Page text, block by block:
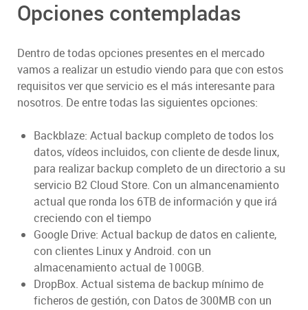
Servicios
Backup
Nube
Opciones contempladas
Dentro de todas opciones presentes en el mercado
vamos a realizar un estudio viendo para que con estos
requisitos ver que servicio es el más interesante para
nosotros. De entre todas las siguientes opciones:
Backblaze: Actual backup completo de todos los
datos, vídeos incluidos, con cliente de desde linux,
para realizar backup completo de un directorio a su
servicio B2 Cloud Store. Con un almancenamiento
actual que ronda los 6TB de información y que irá
creciendo con el tiempo
Google Drive: Actual backup de datos en caliente,
con clientes Linux y Android. con un
almacenamiento actual de 100GB.
DropBox. Actual sistema de backup mínimo de
ficheros de gestión, con Datos de 300MB con un